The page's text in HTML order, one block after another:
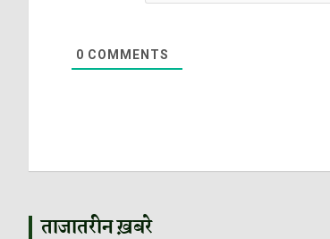
0 COMMENTS
ताजातरीन ख़बरे